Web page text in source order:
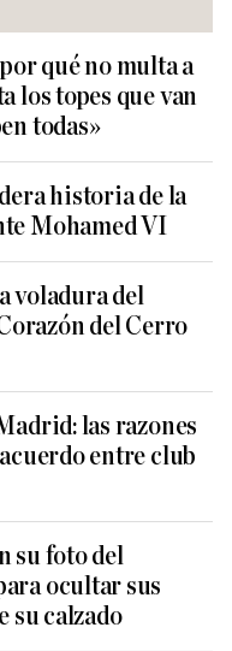
qué no multa a
los topes que van
todas»
historia de la
Mohamed VI
voladura del
del Cerro
las razones
entre club
su foto del
ocultar sus
su calzado